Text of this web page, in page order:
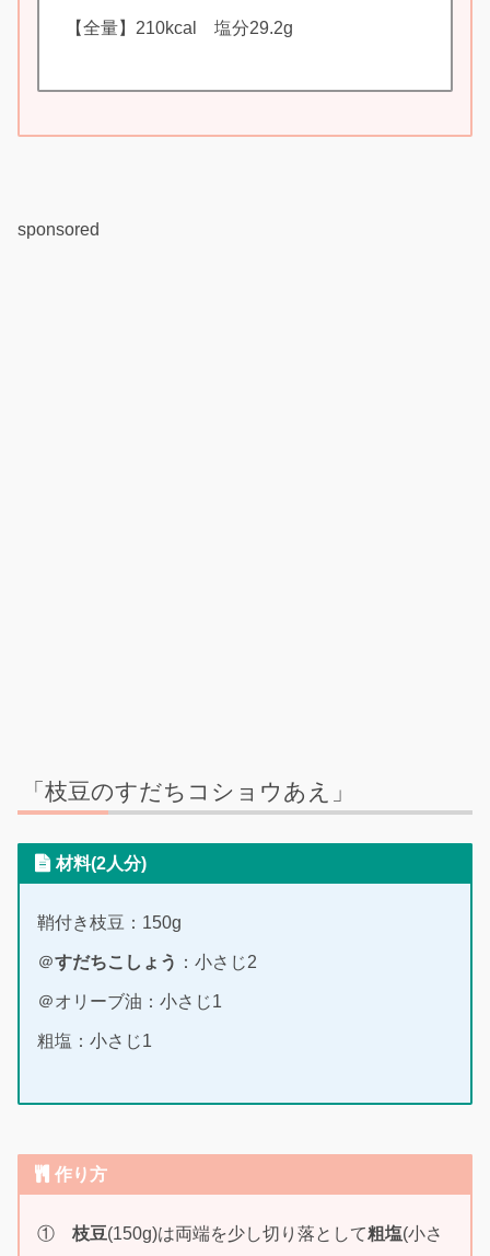
【全量】210kcal 塩分29.2g
sponsored
「枝豆のすだちコショウあえ」
材料(2人分)
鞘付き枝豆：150g
＠すだちこしょう ：小さじ2
＠オリーブ油：小さじ1
粗塩：小さじ1
作り方
① 枝豆(150g)は両端を少し切り落として粗塩(小さ